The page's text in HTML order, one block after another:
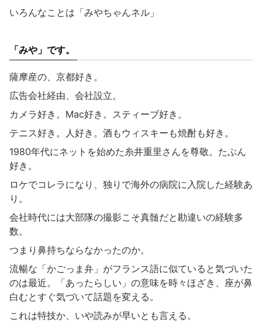
いろんなことは「みやちゃんネル」
「みや」です。
薩摩産の、京都好き。
広告会社経由、会社設立。
カメラ好き。Mac好き。スティーブ好き。
テニス好き。人好き。酒もウィスキーも焼酎も好き。
1980年代にネットを始めた糸井重里さんを尊敬。たぶん
好き。
ロケでコレラになり、独りで海外の病院に入院した経験あ
り。
会社時代には大部隊の撮影こそ真髄だと勘違いの経験多
数。
つまり鼻持ちならなかったのか。
流暢な「かごっま弁」がフランス語に似ていると気づいた
のは最近。「あったらしい」の意味を時々ほざき、座が鼻
白むとすぐ気づいて話題を変える。
これは特技か、いや読みが早いとも言える。